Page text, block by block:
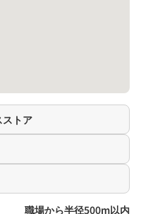
ストア
職場から半径500m以内